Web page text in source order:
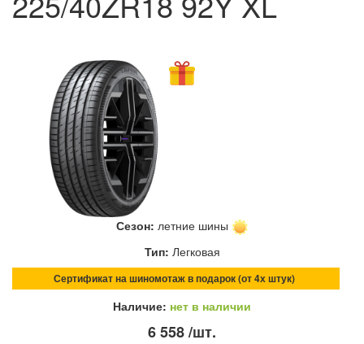
Сезон: летние шины
Тип: Легковая
Сертификат на шиномотаж в подарок (от 4х штук)
Наличие: нет в наличии
6 558/шт.